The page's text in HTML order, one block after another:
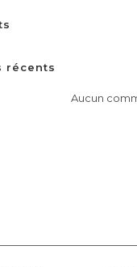
récents
Aucun